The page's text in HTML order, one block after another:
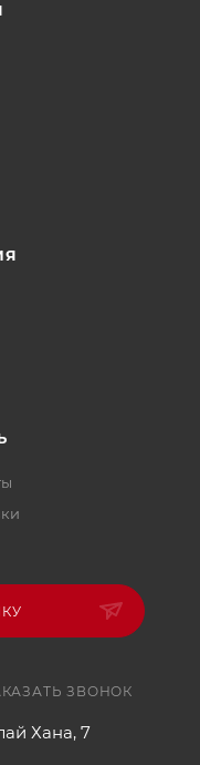
ЗВОНОК
Хана, 7